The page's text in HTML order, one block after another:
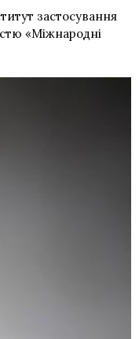
застосування
«Міжнародні